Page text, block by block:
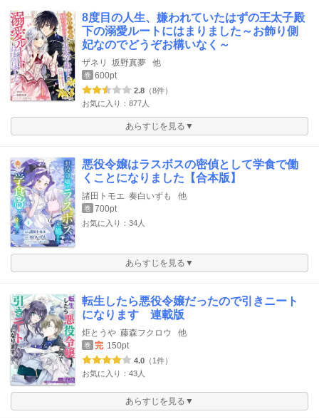
8度目の人生、嫌われていたはずの王太子殿
下の溺愛ルートにはまりました～お飾り側
妃なのでどうぞお構いなく～
ザネリ 坂野真夢 他
巻 600pt
2.8 （8件）
お気に入り：877人
あらすじを見る▼
悪役令嬢はラスボスの密偵として学食で働
くことになりました【合本版】
諸田トモエ 奏白いずも 他
巻 700pt
お気に入り：34人
あらすじを見る▼
転生したら悪役令嬢だったので引きニート
になります 連載版
炬とうや 藤森フクロウ 他
巻 完 150pt
4.0 （1件）
お気に入り：43人
あらすじを見る▼